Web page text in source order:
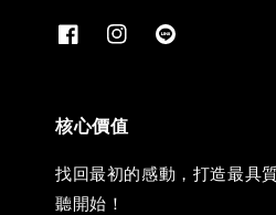
核心價值
找回最初的感動，打造最具
聽開始！